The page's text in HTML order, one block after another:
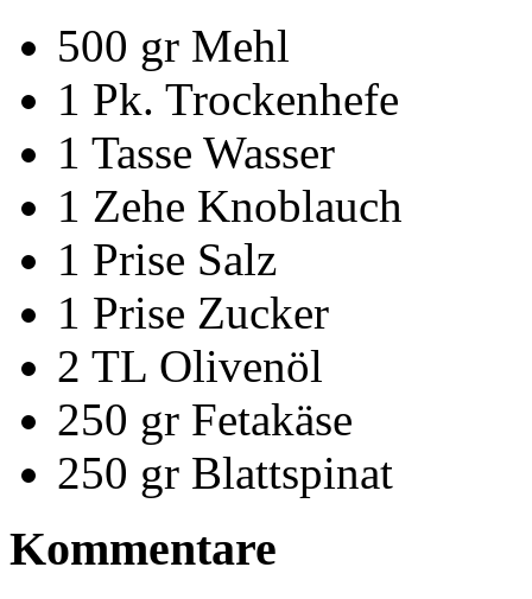
500 gr Mehl
1 Pk. Trockenhefe
1 Tasse Wasser
1 Zehe Knoblauch
1 Prise Salz
1 Prise Zucker
2 TL Olivenöl
250 gr Fetakäse
250 gr Blattspinat
Kommentare